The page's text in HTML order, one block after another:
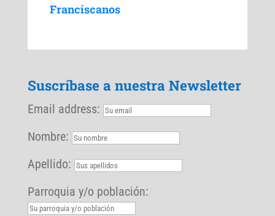
Franciscanos
Suscríbase a nuestra Newsletter
Email address:
Nombre:
Apellido:
Parroquia y/o población: